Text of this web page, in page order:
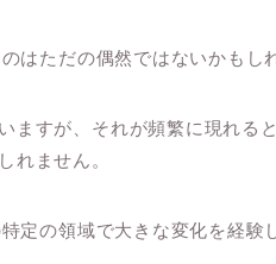
はただの偶然ではないかもし
ますが、それが頻繁に現れる
れません。
定の領域で大きな変化を経験